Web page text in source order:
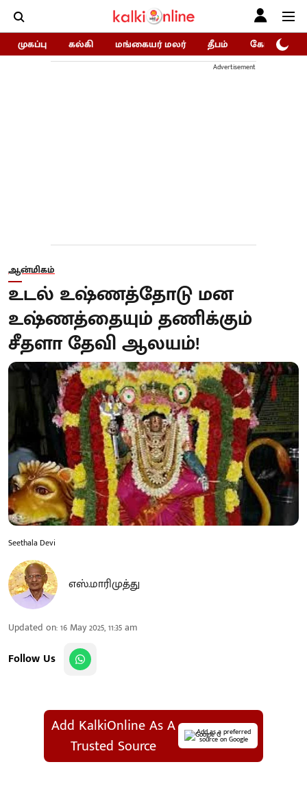
முகப்பு கல்கி மங்கையர் மலர் தீபம் கோகுலம்/
Advertisement
ஆன்மிகம்
உடல் உஷ்ணத்தோடு மன
உஷ்ணத்தையும் தணிக்கும்
சீதளா தேவி ஆலயம்!
Seethala Devi
எஸ்.மாரிமுத்து
Updated on:16 May 2025, 11:35 am
Follow Us
Add KalkiOnline As A
Trusted Source
Add as a preferred
source on Google